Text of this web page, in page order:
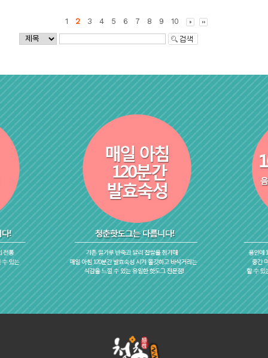
1 2 3 4 5 6 7 8 9 10